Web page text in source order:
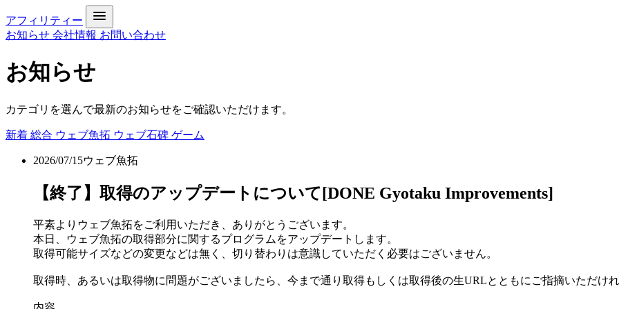
アフィリティー
お知らせ 会社情報 お問い合わせ
お知らせ
カテゴリを選んで最新のお知らせをご確認いただけます。
新着 総合 ウェブ魚拓 ウェブ石碑 ゲーム
2026/07/15ウェブ魚拓
【終了】取得のアップデートについて[DONE Gyotaku Improvements]
平素よりウェブ魚拓をご利用いただき、ありがとうございます。
本日、ウェブ魚拓の取得部分に関するプログラムをアップデートします。
取得可能サイズなどの変更などは無く、切り替わりは意識していただく必要はございません。
取得時、あるいは取得物に問題がございましたら、今まで通り取得もしくは取得後の生URLとともにご指摘いただけれ